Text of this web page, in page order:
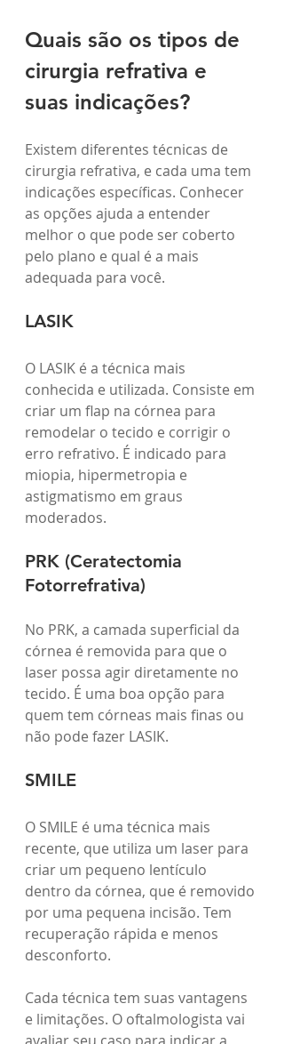
Quais são os tipos de
cirurgia refrativa e
suas indicações?
Existem diferentes técnicas de
cirurgia refrativa, e cada uma tem
indicações específicas. Conhecer
as opções ajuda a entender
melhor o que pode ser coberto
pelo plano e qual é a mais
adequada para você.
LASIK
O LASIK é a técnica mais
conhecida e utilizada. Consiste em
criar um flap na córnea para
remodelar o tecido e corrigir o
erro refrativo. É indicado para
miopia, hipermetropia e
astigmatismo em graus
moderados.
PRK (Ceratectomia
Fotorrefrativa)
No PRK, a camada superficial da
córnea é removida para que o
laser possa agir diretamente no
tecido. É uma boa opção para
quem tem córneas mais finas ou
não pode fazer LASIK.
SMILE
O SMILE é uma técnica mais
recente, que utiliza um laser para
criar um pequeno lentículo
dentro da córnea, que é removido
por uma pequena incisão. Tem
recuperação rápida e menos
desconforto.
Cada técnica tem suas vantagens
e limitações. O oftalmologista vai